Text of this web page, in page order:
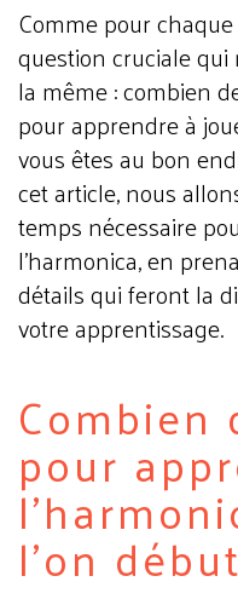
Comme pour
question cruciale
la même : combien
pour apprendre à
vous êtes au bon
cet article, nous
temps nécessaire
l'harmonica, en
détails qui feront la
votre apprentissage.
Combien
pour
l'on